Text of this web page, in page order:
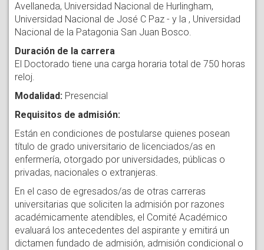
Avellaneda, Universidad Nacional de Hurlingham,
Universidad Nacional de José C Paz - y la , Universidad
Nacional de la Patagonia San Juan Bosco.
Duración de la carrera
El Doctorado tiene una carga horaria total de 750 horas
reloj.
Modalidad: Presencial
Requisitos de admisión:
Están en condiciones de postularse quienes posean
título de grado universitario de licenciados/as en
enfermería, otorgado por universidades, públicas o
privadas, nacionales o extranjeras.
En el caso de egresados/as de otras carreras
universitarias que soliciten la admisión por razones
académicamente atendibles, el Comité Académico
evaluará los antecedentes del aspirante y emitirá un
dictamen fundado de admisión, admisión condicional o